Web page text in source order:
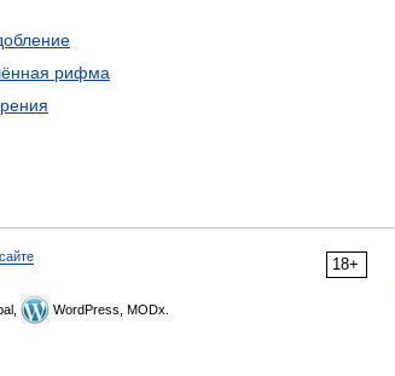
рифма
18+
WordPress, MODx.